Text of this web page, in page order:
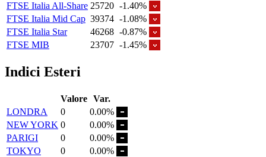
FTSE Italia All-Share 25720 -1.40%
FTSE Italia Mid Cap 39374 -1.08%
FTSE Italia Star
46268 -0.87%
FTSE MIB
23707 -1.45%
Indici Esteri
Valore Var.
LONDRA
0
0.00%
NEW YORK 0
0.00%
PARIGI
0
0.00%
TOKYO
0
0.00%